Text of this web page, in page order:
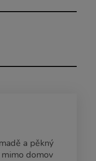
a pěkný
domov